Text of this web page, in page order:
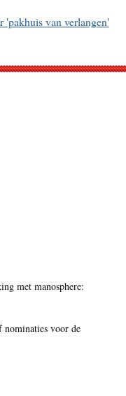
'pakhuis van verlangen'
met manosphere:
voor de